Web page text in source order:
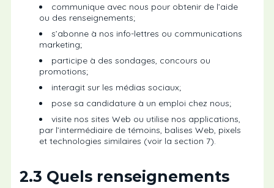
communique avec nous pour obtenir de l’aide
ou des renseignements;
s’abonne à nos info-lettres ou communications
marketing;
participe à des sondages, concours ou
promotions;
interagit sur les médias sociaux;
pose sa candidature à un emploi chez nous;
visite nos sites Web ou utilise nos applications,
par l’intermédiaire de témoins, balises Web, pixels
et technologies similaires (voir la section 7).
2.3 Quels renseignements